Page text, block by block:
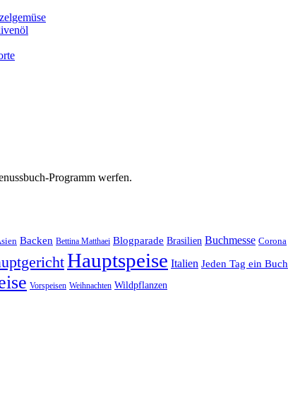
Programm werfen.
Backen Bettina Matthaei Blogparade Brasilien Buchmesse Corona
Hauptspeise Italien Jeden Tag ein Buch
Vorspeisen Weihnachten Wildpflanzen